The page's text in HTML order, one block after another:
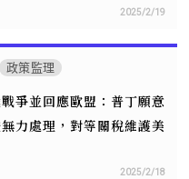
2025/2/19
政策監理
爭並回應歐盟：普丁願意
力處理，對等關稅維護美
2025/2/18